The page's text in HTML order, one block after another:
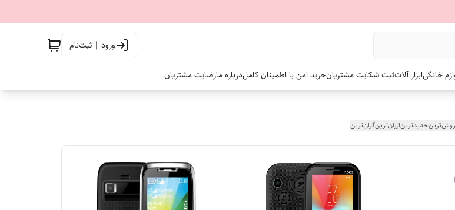
ورود | ثبت‌نام
خانگیابزار آلاتثبت شکایت مشتریانخرید امن با اطمینان کاملدرباره مارضایت مشتریان
جدیدترینارزان‌ترینگران‌ترین